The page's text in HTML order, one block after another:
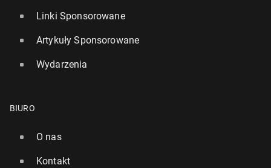
Linki Sponsorowane
Artykuły Sponsorowane
Wydarzenia
BIURO
O nas
Kontakt